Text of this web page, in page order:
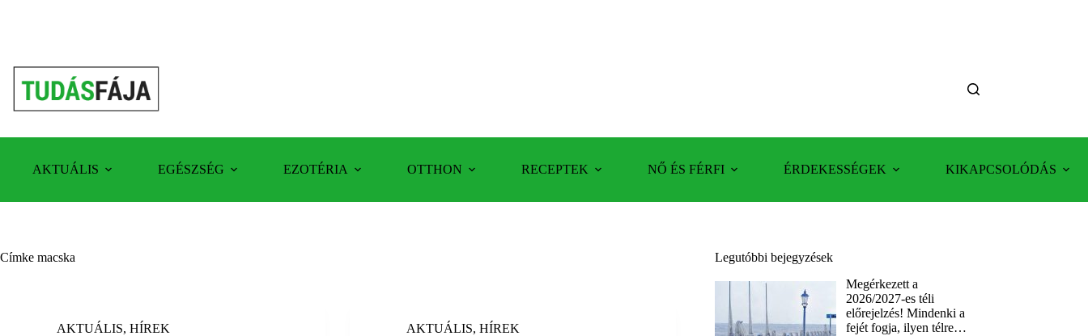
AKTUÁLIS EGÉSZSÉG EZOTÉRIA OTTHON RECEPTEK NŐ ÉS FÉRFI ÉRDEKESSÉGEK KIKAPCSOLÓDÁS
Címke macska
AKTUÁLIS, HÍREK AKTUÁLIS,HÍREK
Legutóbbi bejegyzések
Megérkezett a
2026/2027-es téli
előrejelzés! Mindenki a
fejét fogja, ilyen télre…